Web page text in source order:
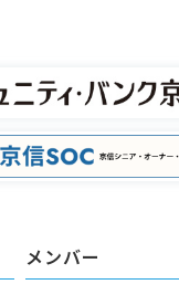
メンバー